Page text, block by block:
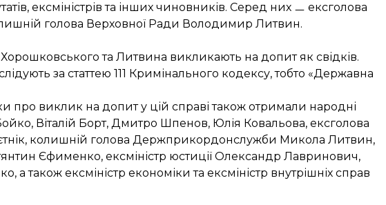
ексміністрів та інших чиновників. Серед них ㅡ ексголова
голова Верховної Ради Володимир Литвин.
та Литвина викликають на допит як свідків.
за статтею 111 Кримінального кодексу, тобто «Державна
про виклик на допит у цій справі також отримали народні
Віталій Борт, Дмитро Шпенов, Юлія Ковальова, ексголова
колишній голова Держприкордонслужби Микола Литвин,
Єфименко, ексміністр юстиції Олександр Лавринович,
а також ексміністр економіки та ексміністр внутрішніх справ